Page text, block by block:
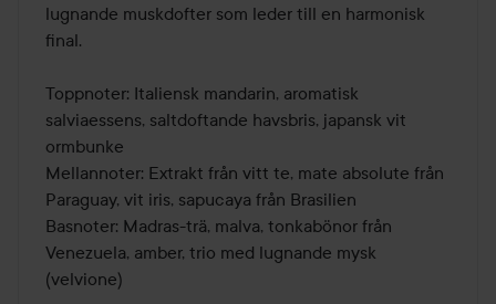
lugnande muskdofter som leder till en harmonisk
final.
Toppnoter: Italiensk mandarin, aromatisk
salviaessens, saltdoftande havsbris, japansk vit
ormbunke
Mellannoter: Extrakt från vitt te, mate absolute från
Paraguay, vit iris, sapucaya från Brasilien
Basnoter: Madras-trä, malva, tonkabönor från
Venezuela, amber, trio med lugnande mysk
(velvione)